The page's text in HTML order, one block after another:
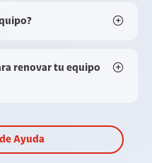
renovar tu equipo
Ayuda